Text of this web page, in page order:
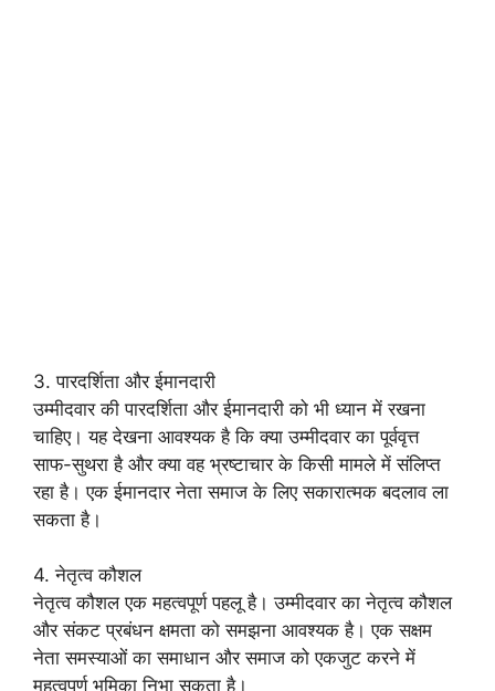
3. पारदर्शिता और ईमानदारी
उम्मीदवार की पारदर्शिता और ईमानदारी को भी ध्यान में रखना
चाहिए। यह देखना आवश्यक है कि क्या उम्मीदवार का पूर्ववृत्त
साफ-सुथरा है और क्या वह भ्रष्टाचार के किसी मामले में संलिप्त
रहा है। एक ईमानदार नेता समाज के लिए सकारात्मक बदलाव ला
सकता है।
4. नेतृत्व कौशल
नेतृत्व कौशल एक महत्वपूर्ण पहलू है। उम्मीदवार का नेतृत्व कौशल
और संकट प्रबंधन क्षमता को समझना आवश्यक है। एक सक्षम
नेता समस्याओं का समाधान और समाज को एकजुट करने में
महत्वपूर्ण भूमिका निभा सकता है।